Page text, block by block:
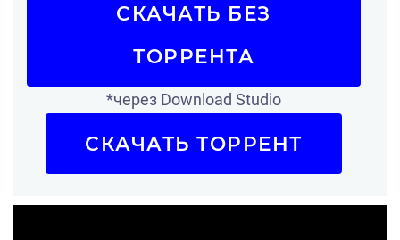
СКАЧАТЬ БЕЗ
ТОРРЕНТА
*через Download Studio
СКАЧАТЬ ТОРРЕНТ